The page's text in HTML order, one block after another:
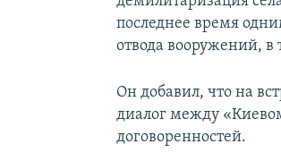
последнее время
отвода вооружений,
Он добавил, что на
диалог между
договоренностей.